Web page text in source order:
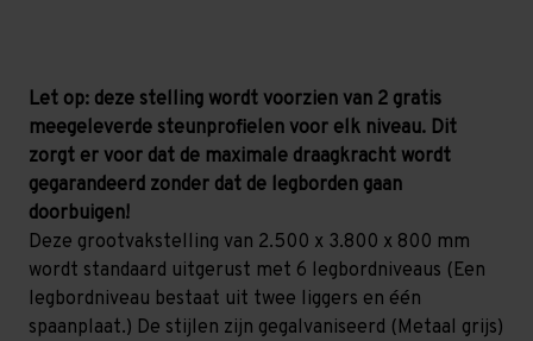
Let op: deze stelling wordt voorzien van 2 gratis
meegeleverde steunprofielen voor elk niveau. Dit
zorgt er voor dat de maximale draagkracht wordt
gegarandeerd zonder dat de legborden gaan
doorbuigen!
Deze grootvakstelling van 2.500 x 3.800 x 800 mm
wordt standaard uitgerust met 6 legbordniveaus (Een
legbordniveau bestaat uit twee liggers en één
spaanplaat.) De stijlen zijn gegalvaniseerd (Metaal grijs)